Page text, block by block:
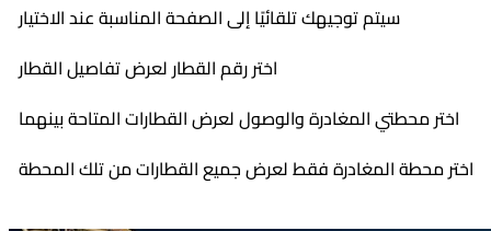
سيتم توجيهك تلقائيًا إلى الصفحة المناسبة عند الاختيار
اختر رقم القطار لعرض تفاصيل القطار
اختر محطتي المغادرة والوصول لعرض القطارات المتاحة بينهما
اختر محطة المغادرة فقط لعرض جميع القطارات من تلك المحطة